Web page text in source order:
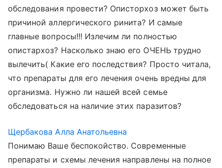
обследования провести? Описторхоз может быть
причиной аллергического ринита? И самые
главные вопросы!!! Излечим ли полностью
опистархоз? Насколько знаю его ОЧЕНЬ трудно
вылечить( Какие его последствия? Просто читала,
что препараты для его лечения очень вредны для
организма. Нужно ли нашей всей семье
обследоваться на наличие этих паразитов?
Щербакова Алла Анатольевна
Понимаю Ваше беспокойство. Современные
препараты и схемы лечения направлены на полное